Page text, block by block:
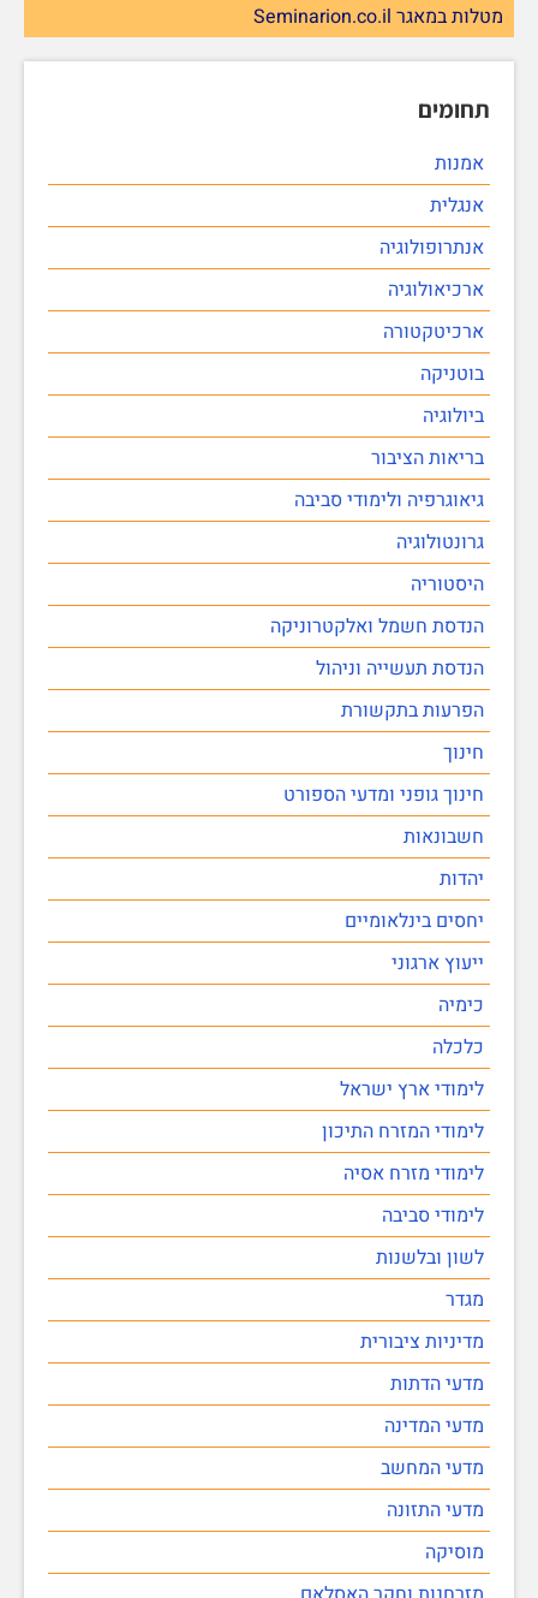
מטלות במאגר Seminarion.co.il
תחומים
אמנות
אנגלית
אנתרופולוגיה
ארכיאולוגיה
ארכיטקטורה
בוטניקה
ביולוגיה
בריאות הציבור
גיאוגרפיה ולימודי סביבה
גרונטולוגיה
היסטוריה
הנדסת חשמל ואלקטרוניקה
הנדסת תעשייה וניהול
הפרעות בתקשורת
חינוך
חינוך גופני ומדעי הספורט
חשבונאות
יהדות
יחסים בינלאומיים
ייעוץ ארגוני
כימיה
כלכלה
לימודי ארץ ישראל
לימודי המזרח התיכון
לימודי מזרח אסיה
לימודי סביבה
לשון ובלשנות
מגדר
מדיניות ציבורית
מדעי הדתות
מדעי המדינה
מדעי המחשב
מדעי התזונה
מוסיקה